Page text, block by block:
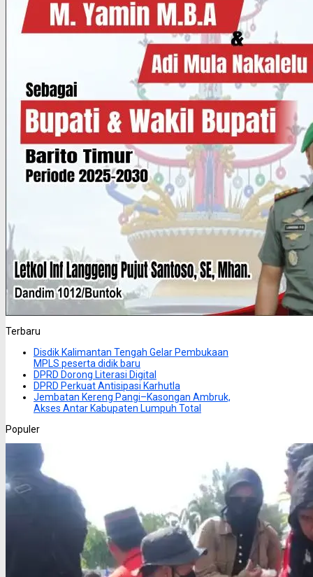
Terbaru
Disdik Kalimantan Tengah Gelar Pembukaan
MPLS peserta didik baru
DPRD Dorong Literasi Digital
DPRD Perkuat Antisipasi Karhutla
Jembatan Kereng Pangi–Kasongan Ambruk,
Akses Antar Kabupaten Lumpuh Total
Populer